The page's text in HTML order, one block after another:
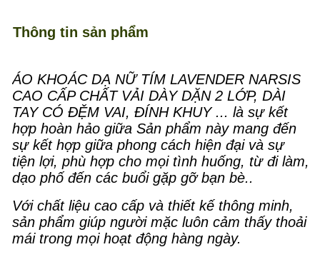
Thông tin sản phẩm
ÁO KHOÁC DẠ NỮ TÍM LAVENDER NARSIS
CAO CẤP CHẤT VẢI DÀY DẶN 2 LỚP, DÀI
TAY CÓ ĐỆM VAI, ĐÍNH KHUY ... là sự kết
hợp hoàn hảo giữa Sản phẩm này mang đến
sự kết hợp giữa phong cách hiện đại và sự
tiện lợi, phù hợp cho mọi tình huống, từ đi làm,
dạo phố đến các buổi gặp gỡ bạn bè..
Với chất liệu cao cấp và thiết kế thông minh,
sản phẩm giúp người mặc luôn cảm thấy thoải
mái trong mọi hoạt động hàng ngày.